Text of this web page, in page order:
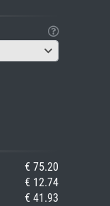
€ 75.20
€ 12.74
€ 41.93